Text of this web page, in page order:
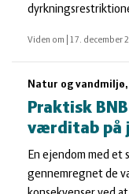
Viden om 17. december
Natur og
Praktisk
værditab på
En ejendom med
gennemregnet de